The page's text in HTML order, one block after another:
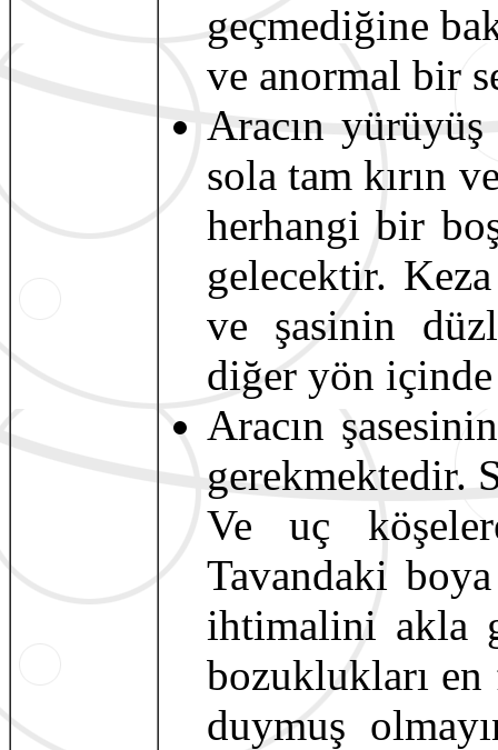
geçmediğine
ve anormal bir
Aracın
sola tam kırın
herhangi bir
gelecektir.
ve şasinin
diğer yön içinde
Aracın
gerekmektedir.
Ve uç
Tavandaki
ihtimalini akla
bozuklukları en
duymuş